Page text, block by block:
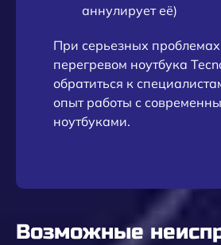
аннулирует её)
При серьезных
перегревом ноутбука
обратиться к
опыт работы с
ноутбуками.
Возможные